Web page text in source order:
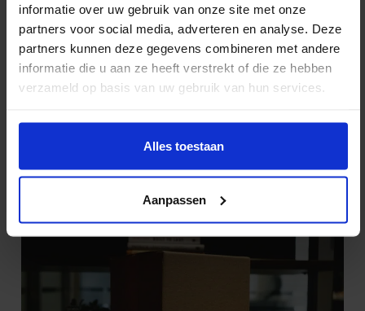
informatie over uw gebruik van onze site met onze
partners voor social media, adverteren en analyse. Deze
partners kunnen deze gegevens combineren met andere
informatie die u aan ze heeft verstrekt of die ze hebben
verzameld op basis van uw gebruik van hun services.
Alles toestaan
Aanpassen
6,5 jaar zet ik me met veel energie in als Directeur bij Oomen
Verhuizers. Ik zorg ervoor dat alles op rolletjes loopt, zowel op
de werkvloer als achter de schermen. Verhuizen is een vak
apart, en daar vertel ik graag meer over in mijn blogs. Dus als je
op zoek bent naar handige verhuistips – blijf vooral lezen!
Meer gerelateerde
verhuistips
verhuistips